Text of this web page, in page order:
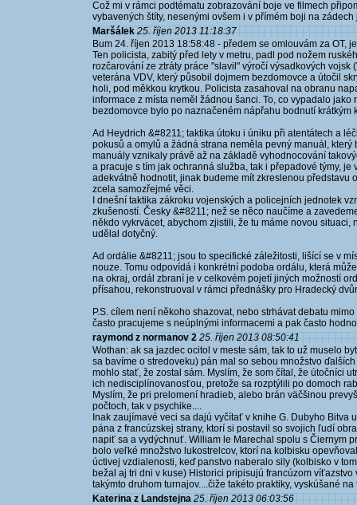
Což mi v rámci podtématu zobrazování boje ve filmech
vybavených štíty, nesenými ovšem i v přímém boji na
Maršálek 25. říjen 2013 11:18:37
Bum 24. říjen 2013 18:58:48 - předem se omlouvám za OT,
Ten policista, zabitý před lety v metru, padl pod nožem
rozčarování ze ztráty práce "slavil" výročí výsadkových
veterána VDV, který působil dojmem bezdomovce a útočil
holi, pod měkkou krytkou. Policista zasahoval na obranu
informace z místa neměl žádnou šanci. To, co vypadalo
bezdomovce bylo po naznačeném nápřahu bodnutí
Ad Heydrich &#8211; taktika útoku i úniku při atentátech a
pokusů a omylů a žádná strana neměla pevný manuál,
manuály vznikaly právě až na základě vyhodnocování
a pracuje s tím jak ochranná služba, tak i přepadové týmy,
adekvátně hodnotit, jinak budeme mít zkreslenou představu
zcela samozřejmé věci.
I dnešní taktika zákroku vojenských a policejních jednotek
zkušeností. Česky &#8211; než se něco naučíme a
někdo vykrvácet, abychom zjistili, že tu máme novou
udělal dotyčný.
Ad ordálie &#8211; jsou to specifické záležitosti, lišící se v
nouze. Tomu odpovídá i konkrétní podoba ordálu, která
na okraj, ordál zbraní je v celkovém pojetí jiných možností
přísahou, rekonstruoval v rámci přednášky pro Hradecký
P.S. cílem není někoho shazovat, nebo strhávat debatu
často pracujeme s neúplnými informacemi a pak často
raymond z normanov 2 25. říjen 2013 08:50:41
Wothan: ak sa jazdec ocitol v meste sám, tak to už muselo
sa bavíme o stredoveku) pán mal so sebou množstvo
mohlo stať, že zostal sám. Myslím, že som čítal, že útočníci
ich nedisciplínovanosťou, pretože sa rozptýlili po domoch
Myslím, že pri prelomení hradieb, alebo brán väčšinou
počtoch, tak v psychike....
Inak zaujímavé veci sa dajú vyčítať v knihe G. Dubyho
pána z francúzskej strany, ktorí si postavil so svojich ľudí
napiť sa a vydýchnuť. William le Marechal spolu s Čiernym
bolo veľké množstvo lukostrelcov, ktorí na kolbisku
úctivej vzdialenosti, keď panstvo naberalo sily (kolbisko v
bežal aj tri dni v kuse) Historici pripisujú francúzom
takýmto druhom turnajov....čiže takéto praktiky, vyskúšané
Katerina z Landstejna 25. říjen 2013 06:03:56